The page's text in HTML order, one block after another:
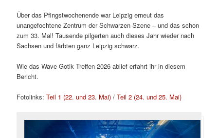
Über das Pfingstwochenende war Leipzig erneut das
unangefochtene Zentrum der Schwarzen Szene – und das schon
zum 33. Mal! Tausende pilgerten auch dieses Jahr wieder nach
Sachsen und färbten ganz Leipzig schwarz.
Wie das Wave Gotik Treffen 2026 ablief erfahrt ihr in diesem
Bericht.
Fotolinks:Teil 1 (22. und 23. Mai) /Teil 2 (24. und 25. Mai)